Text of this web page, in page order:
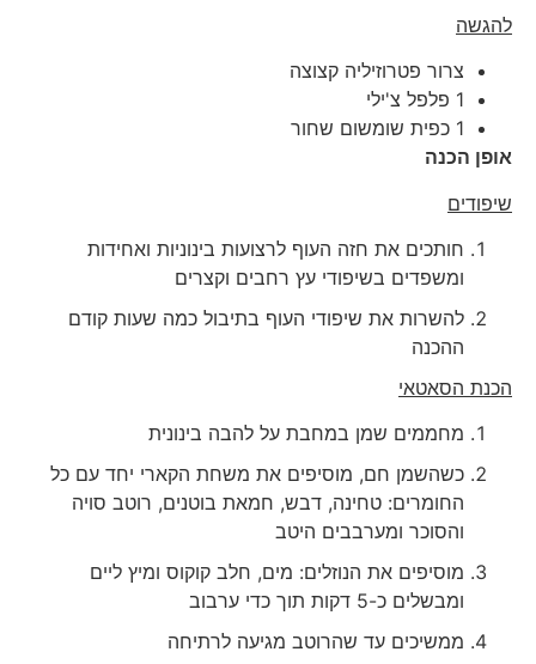
להגשה
צרור פטרוזיליה קצוצה
1 פלפל צ'ילי
1 כפית שומשום שחור
אופן הכנה
שיפודים
חותכים את חזה העוף לרצועות בינוניות ואחידות
ומשפדים בשיפודי עץ רחבים וקצרים
להשרות את שיפודי העוף בתיבול כמה שעות קודם
ההכנה
הכנת הסאטאי
מחממים שמן במחבת על להבה בינונית
כשהשמן חם, מוסיפים את משחת הקארי יחד עם כל
החומרים: טחינה, דבש, חמאת בוטנים, רוטב סויה
והסוכר ומערבבים היטב
מוסיפים את הנוזלים: מים, חלב קוקוס ומיץ ליים
ומבשלים כ-5 דקות תוך כדי ערבוב
ממשיכים עד שהרוטב מגיעה לרתיחה